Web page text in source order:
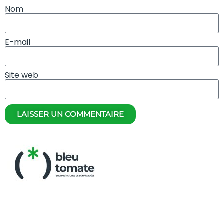
Nom
E-mail
Site web
LAISSER UN COMMENTAIRE